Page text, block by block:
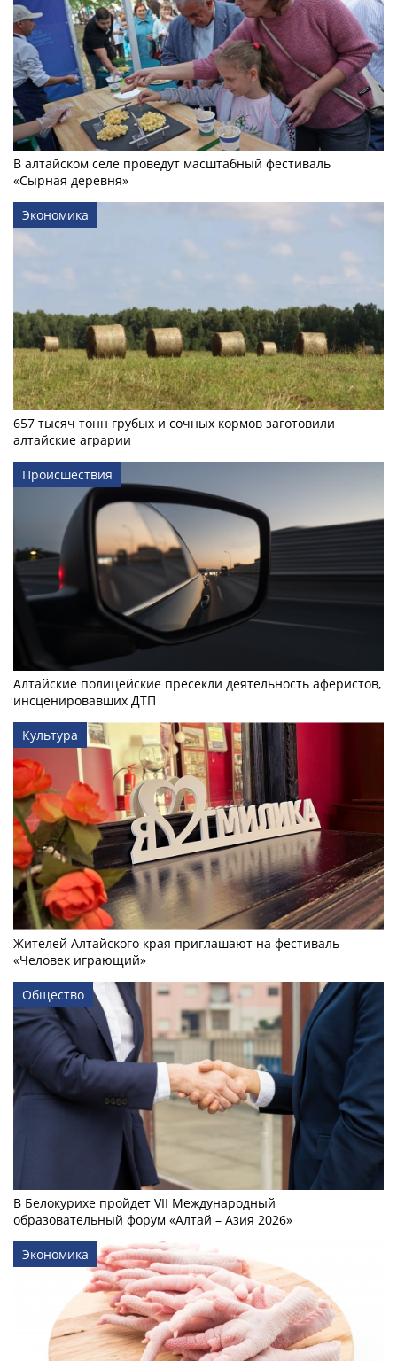
В алтайском селе проведут масштабный фестиваль
«Сырная деревня»
Экономика
657 тысяч тонн грубых и сочных кормов заготовили
алтайские аграрии
Происшествия
Алтайские полицейские пресекли деятельность аферистов,
инсценировавших ДТП
Культура
Жителей Алтайского края приглашают на фестиваль
«Человек играющий»
Общество
В Белокурихе пройдет VII Международный
образовательный форум «Алтай – Азия 2026»
Экономика